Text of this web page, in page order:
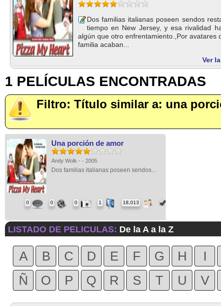
Dos familias italianas poseen sendos
tiempo en New Jersey, y esa rivalidad
algún que otro enfrentamiento.,Por avatares
familia acaban...
Ver
1 PELÍCULAS ENCONTRADAS
Filtro: Título similar a: una
Una porción de amor
Andy Wolk - - 2005
Dos familias italianas poseen sendos...
0 0 0 1 18,013
LISTADO DE PELICULAS: De la A a la Z
A B C D E F G H
I
Ñ
O P Q R S T U V